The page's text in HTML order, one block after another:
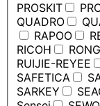
PROSKIT
QUADRO
RAPOO
RICOH
RUIJIE-REYEE
SAFETICA
SARKEY